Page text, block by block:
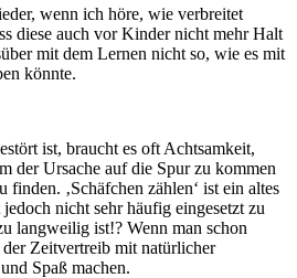
wenn ich höre, wie verbreitet
diese auch vor Kinder nicht mehr Halt
mit dem Lernen nicht so, wie es mit
könnte.
ist, braucht es oft Achtsamkeit,
der Ursache auf die Spur zu kommen
finden. ‚Schäfchen zählen‘ ist ein altes
nicht sehr häufig eingesetzt zu
langweilig ist!? Wenn man schon
Zeitvertreib mit natürlicher
Spaß machen.